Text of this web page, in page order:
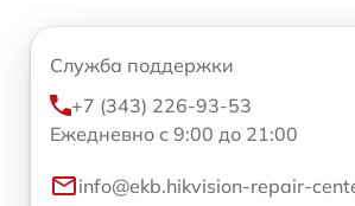
Служба поддержки
+7 (343) 226-93-53
Ежедневно с 9:00 до 21:00
info@ekb.hikvision-repair-